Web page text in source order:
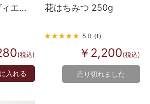
エノ
(税込)
入れる
花はちみつ 250g
5.0（1）
￥2,200(税込)
売り切れました